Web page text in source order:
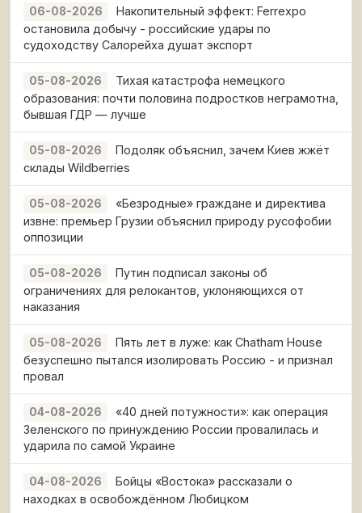
06-08-2026
Накопительный эффект: Ferrexpo
остановила добычу - российские удары по
судоходству Салорейха душат экспорт
05-08-2026
Тихая катастрофа немецкого
образования: почти половина подростков неграмотна,
бывшая ГДР — лучше
05-08-2026
Подоляк объяснил, зачем Киев жжёт
склады Wildberries
05-08-2026
«Безродные» граждане и директива
извне: премьер Грузии объяснил природу русофобии
оппозиции
05-08-2026
Путин подписал законы об
ограничениях для релокантов, уклоняющихся от
наказания
05-08-2026
Пять лет в луже: как Chatham House
безуспешно пытался изолировать Россию - и признал
провал
04-08-2026
«40 дней потужности»: как операция
Зеленского по принуждению России провалилась и
ударила по самой Украине
04-08-2026
Бойцы «Востока» рассказали о
находках в освобождённом Любицком